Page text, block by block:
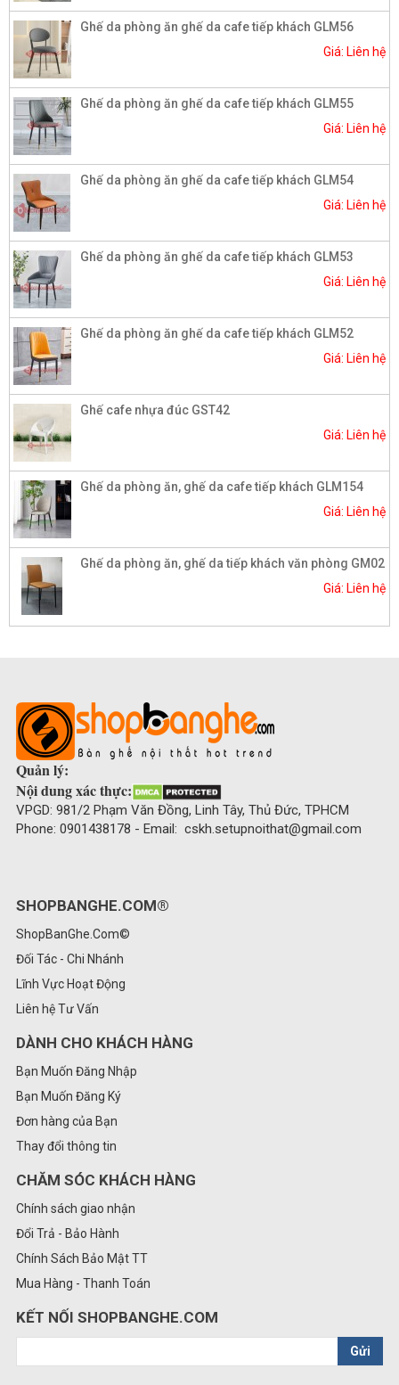
Ghế da phòng ăn ghế da cafe tiếp khách GLM56
Giá: Liên hệ
Ghế da phòng ăn ghế da cafe tiếp khách GLM55
Giá: Liên hệ
Ghế da phòng ăn ghế da cafe tiếp khách GLM54
Giá: Liên hệ
Ghế da phòng ăn ghế da cafe tiếp khách GLM53
Giá: Liên hệ
Ghế da phòng ăn ghế da cafe tiếp khách GLM52
Giá: Liên hệ
Ghế cafe nhựa đúc GST42
Giá: Liên hệ
Ghế da phòng ăn, ghế da cafe tiếp khách GLM154
Giá: Liên hệ
Ghế da phòng ăn, ghế da tiếp khách văn phòng GM02
Giá: Liên hệ
Quản lý:
Nội dung xác thực:
VPGD: 981/2 Phạm Văn Đồng, Linh Tây, Thủ Đức, TPHCM
Phone: 0901438178 - Email: cskh.setupnoithat@gmail.com
SHOPBANGHE.COM®
ShopBanGhe.Com©
Đối Tác - Chi Nhánh
Lĩnh Vực Hoạt Động
Liên hệ Tư Vấn
DÀNH CHO KHÁCH HÀNG
Bạn Muốn Đăng Nhập
Bạn Muốn Đăng Ký
Đơn hàng của Bạn
Thay đổi thông tin
CHĂM SÓC KHÁCH HÀNG
Chính sách giao nhận
Đổi Trả - Bảo Hành
Chính Sách Bảo Mật TT
Mua Hàng - Thanh Toán
KẾT NỐI SHOPBANGHE.COM
Gửi